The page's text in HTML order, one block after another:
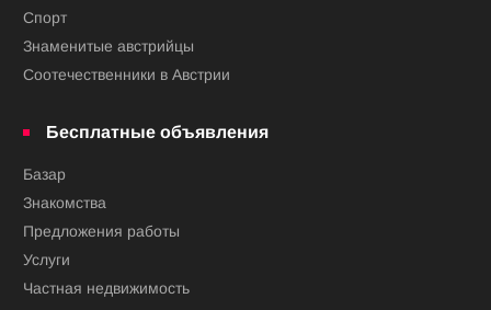
Спорт
Знаменитые австрийцы
Соотечественники в Австрии
Бесплатные объявления
Базар
Знакомства
Предложения работы
Услуги
Частная недвижимость